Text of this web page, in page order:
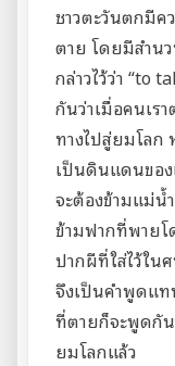
ชาวตะวันตกมีค
ตาย โดยมีสำน
กล่าวไว้ว่า “to
กันว่าเมื่อคนเร
ทางไปสู่ยมโลก
เป็นดินแดนขอ
จะต้องข้ามแม่น้
ข้ามฟากที่พายโ
ปากผีที่ใส่ไว้ใน
จึงเป็นคำพูดแ
ที่ตายก็จะพูดกั
ยมโลกแล้ว